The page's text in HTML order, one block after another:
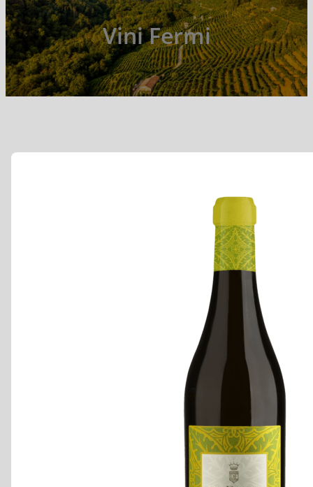
Vini Fermi